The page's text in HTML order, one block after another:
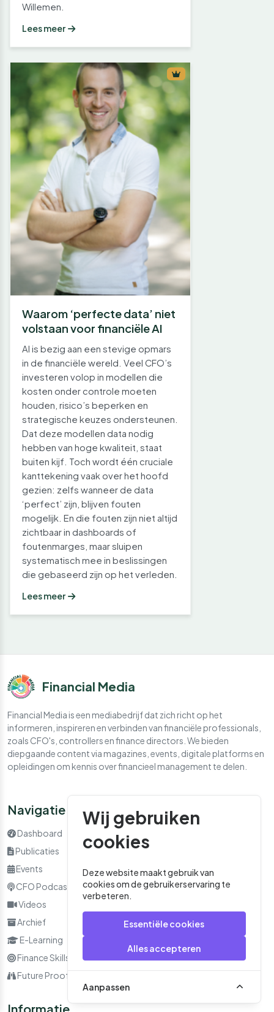
Wij gebruiken
cookies
Deze website maakt gebruik van
cookies om de gebruikerservaring te
verbeteren.
Essentiële cookies
Alles accepteren
Aanpassen
Willemen.
Lees meer
Waarom ‘perfecte data’ niet
volstaan voor financiële AI
AI is bezig aan een stevige opmars
in de financiële wereld. Veel CFO’s
investeren volop in modellen die
kosten onder controle moeten
houden, risico’s beperken en
strategische keuzes ondersteunen.
Dat deze modellen data nodig
hebben van hoge kwaliteit, staat
buiten kijf. Toch wordt één cruciale
kanttekening vaak over het hoofd
gezien: zelfs wanneer de data
‘perfect’ zijn, blijven fouten
mogelijk. En die fouten zijn niet altijd
zichtbaar in dashboards of
foutenmarges, maar sluipen
systematisch mee in beslissingen
die gebaseerd zijn op het verleden.
Lees meer
Financial Media
Financial Media is een mediabedrijf dat zich richt op het
informeren, inspireren en verbinden van financiële professionals,
zoals CFO's, controllers en finance directors. We bieden
diepgaande content via magazines, events, digitale platforms en
opleidingen om kennis over financieel management te delen.
Navigatie
Dashboard
Publicaties
Events
CFO Podcast
Videos
Archief
E-Learning
Finance Skills
Future Proof
Informatie